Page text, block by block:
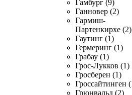
Гамбург (9)
Ганновер (2)
Гармиш-
Партенкирхе (2)
Гаутинг (1)
Гермеринг (1)
Грабау (1)
Грос-Лукков (1)
Гросберен (1)
Гроссайтинген
Грюнвальд (2)